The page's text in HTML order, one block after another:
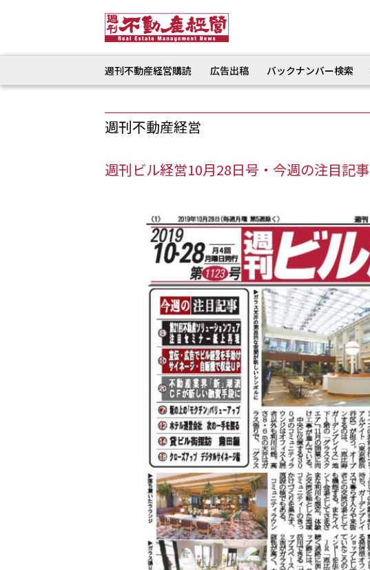
週刊不動産経営購読 広告出稿 バックナンバー検索
週刊不動産経営
週刊ビル経営10月28日号・今週の注目記事